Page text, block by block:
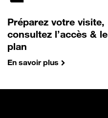
Préparez votre visite,
consultez l’accès & le
plan
En savoir plus